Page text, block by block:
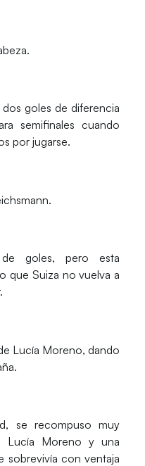
.
dos goles de diferencia
semifinales cuando
por jugarse.
.
goles, pero esta
que Suiza no vuelva a
Lucía Moreno, dando
.
se recompuso muy
Lucía Moreno y una
sobrevivía con ventaja